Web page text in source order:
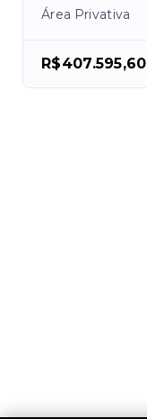
Área Privativa
R$407.595,60